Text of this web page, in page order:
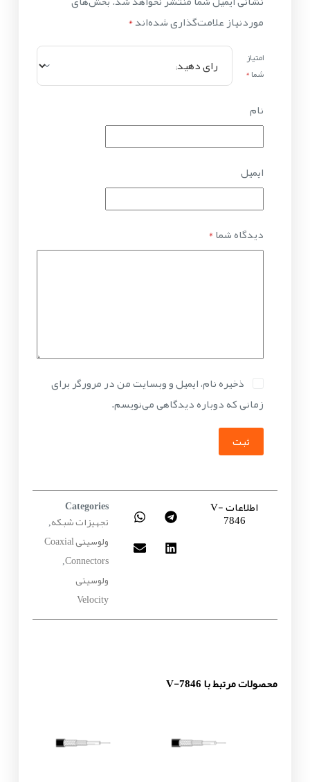
موردنیاز علامت‌گذاری شده‌اند*
امتیاز
شما*
نام
ایمیل
دیدگاه شما*
ذخیره نام، ایمیل و وبسایت من در مرورگر برای
زمانی که دوباره دیدگاهی می‌نویسم.
ثبت
اطلاعات V-
7846
Categories
تجهیزات شبکه,
ولوسیتی Coaxial
Connectors
,
ولوسیتی
Velocity
محصولات مرتبط با V-7846